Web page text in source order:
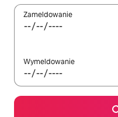
Zameldowanie
Wymeldowanie